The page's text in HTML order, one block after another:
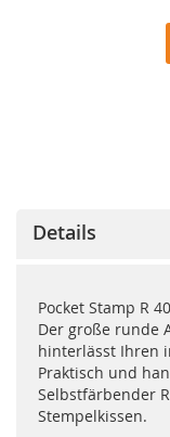
Details
Pocket Stamp R 40
Der große runde
hinterlässt Ihren
Praktisch und
Selbstfärbender
Stempelkissen.